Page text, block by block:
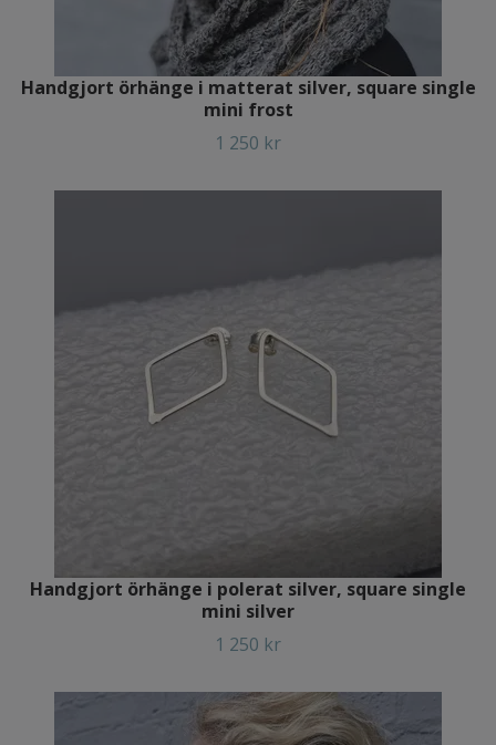
Handgjort örhänge i matterat silver, square single
mini frost
1 250 kr
Handgjort örhänge i polerat silver, square single
mini silver
1 250 kr